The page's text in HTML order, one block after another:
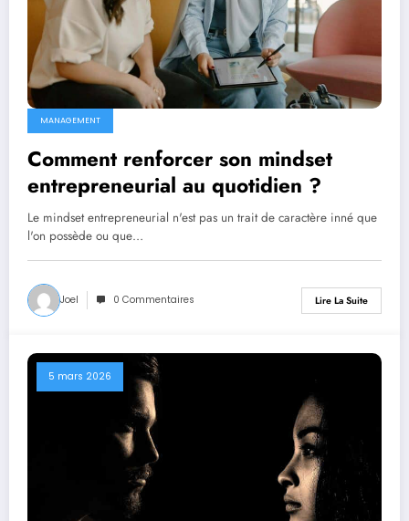
MANAGEMENT
Comment renforcer son mindset
entrepreneurial au quotidien ?
Le mindset entrepreneurial n'est pas un trait de caractère inné que
l'on possède ou que…
Joel 0 Commentaires Lire La Suite
5 mars 2026